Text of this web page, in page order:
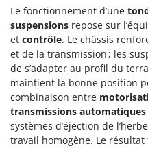
Remplisseuses
Robots nettoyeurs de
Robots Tondeuses
Rogneuses de souches
Rouleaux pour
S
Scies à os
Henx
HiKOKI
Honda
I
Idromatic
Il-Tec
Imperia
Le fonctionnement d’une
suspensions repose sur
et contrôle. Le châssis
et de la transmission ; les
de s’adapter au profil du
maintient la bonne position
combinaison entre
transmissions
systèmes d’éjection de
travail homogène. Le